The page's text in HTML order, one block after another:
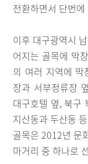
전환하면서 단번
이후 대구광역시
어지는 골목에 막
의 여러 지역에 막
장과 서부정류장
대구호텔 옆, 북구
지산동과 두산동
골목은 2012년 문
마거리 중 하나로